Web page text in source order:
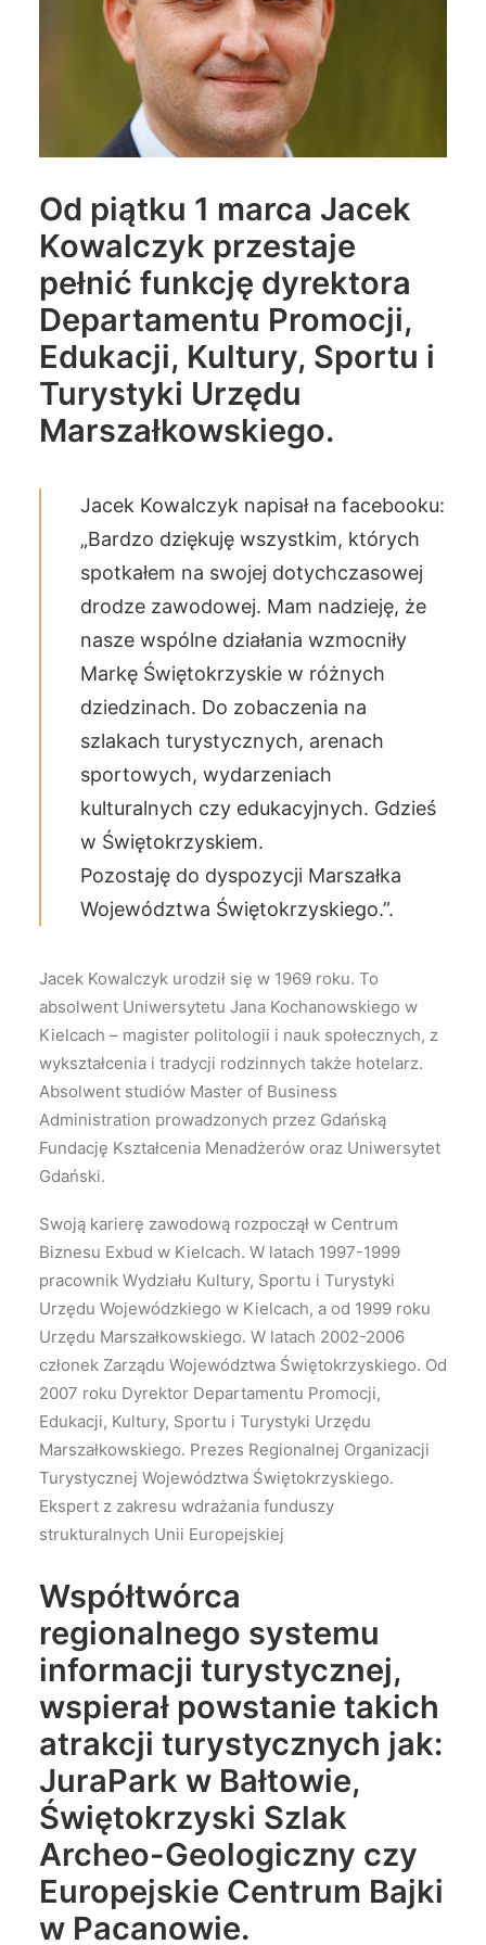
Wyszukiwanie
Od piątku 1 marca Jacek
Kowalczyk przestaje
pełnić funkcję dyrektora
Departamentu Promocji,
Edukacji, Kultury, Sportu i
Turystyki Urzędu
Marszałkowskiego.
Jacek Kowalczyk napisał na facebooku:
„Bardzo dziękuję wszystkim, których
spotkałem na swojej dotychczasowej
drodze zawodowej. Mam nadzieję, że
nasze wspólne działania wzmocniły
Markę Świętokrzyskie w różnych
dziedzinach. Do zobaczenia na
szlakach turystycznych, arenach
sportowych, wydarzeniach
kulturalnych czy edukacyjnych. Gdzieś
w Świętokrzyskiem.
Pozostaję do dyspozycji Marszałka
Województwa Świętokrzyskiego.”.
Jacek Kowalczyk urodził się w 1969 roku. To
absolwent Uniwersytetu Jana Kochanowskiego w
Kielcach – magister politologii i nauk społecznych, z
wykształcenia i tradycji rodzinnych także hotelarz.
Absolwent studiów Master of Business
Administration prowadzonych przez Gdańską
Fundację Kształcenia Menadżerów oraz Uniwersytet
Gdański.
Swoją karierę zawodową rozpoczął w Centrum
Biznesu Exbud w Kielcach. W latach 1997-1999
pracownik Wydziału Kultury, Sportu i Turystyki
Urzędu Wojewódzkiego w Kielcach, a od 1999 roku
Urzędu Marszałkowskiego. W latach 2002-2006
członek Zarządu Województwa Świętokrzyskiego. Od
2007 roku Dyrektor Departamentu Promocji,
Edukacji, Kultury, Sportu i Turystyki Urzędu
Marszałkowskiego. Prezes Regionalnej Organizacji
Turystycznej Województwa Świętokrzyskiego.
Ekspert z zakresu wdrażania funduszy
strukturalnych Unii Europejskiej
Współtwórca
regionalnego systemu
informacji turystycznej,
wspierał powstanie takich
atrakcji turystycznych jak:
JuraPark w Bałtowie,
Świętokrzyski Szlak
Archeo-Geologiczny czy
Europejskie Centrum Bajki
w Pacanowie.